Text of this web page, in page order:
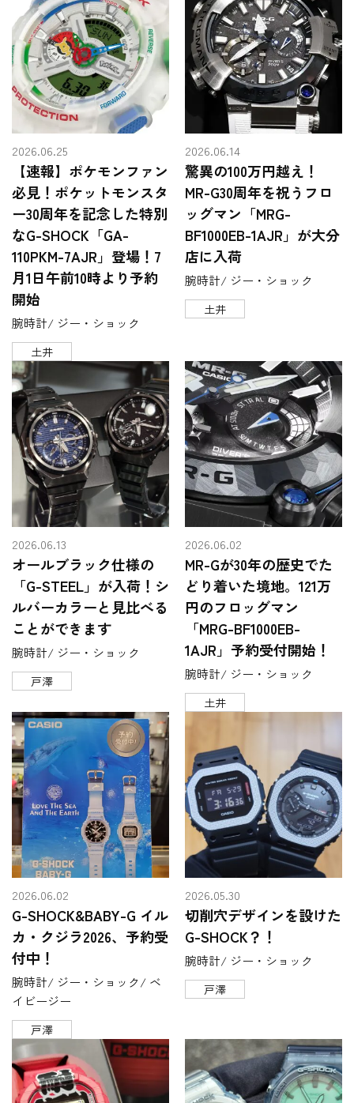
2026.06.25
【速報】ポケモンファン
必見！ポケットモンスタ
ー30周年を記念した特別
なG-SHOCK「GA-
110PKM-7AJR」登場！7
月1日午前10時より予約
開始
腕時計/ ジー・ショック
土井
2026.06.14
驚異の100万円越え！
MR-G30周年を祝うフロ
ッグマン「MRG-
BF1000EB-1AJR」が大分
店に入荷
腕時計/ ジー・ショック
土井
2026.06.13
オールブラック仕様の
「G-STEEL」が入荷！シ
ルバーカラーと見比べる
ことができます
腕時計/ ジー・ショック
戸澤
2026.06.02
MR-Gが30年の歴史でた
どり着いた境地。121万
円のフロッグマン
「MRG-BF1000EB-
1AJR」予約受付開始！
腕時計/ ジー・ショック
土井
2026.06.02
G-SHOCK&BABY-G イル
カ・クジラ2026、予約受
付中！
腕時計/ ジー・ショック/ ベ
イビージー
戸澤
2026.05.30
切削穴デザインを設けた
G-SHOCK？！
腕時計/ ジー・ショック
戸澤